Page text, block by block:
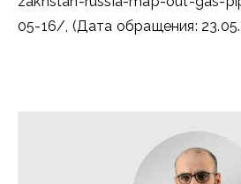
05-16/, (Дата обращения: